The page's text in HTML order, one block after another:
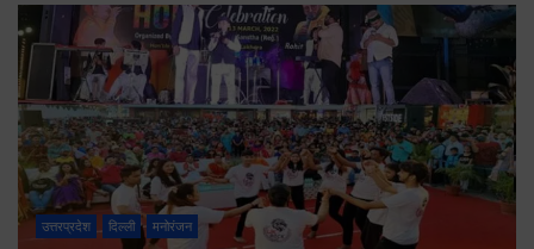
उत्तरप्रदेश दिल्ली मनोरंजन